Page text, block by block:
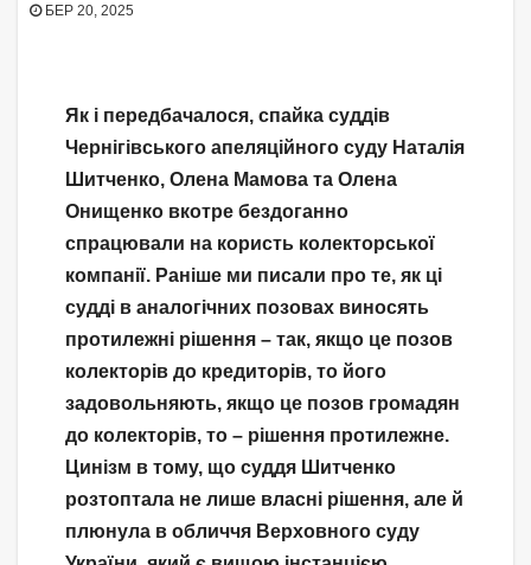
БЕР 20, 2025
Як і передбачалося, спайка суддів
Чернігівського апеляційного суду Наталія
Шитченко, Олена Мамова та Олена
Онищенко вкотре бездоганно
спрацювали на користь колекторської
компанії. Раніше ми писали про те, як ці
судді в аналогічних позовах виносять
протилежні рішення – так, якщо це позов
колекторів до кредиторів, то його
задовольняють, якщо це позов громадян
до колекторів, то – рішення протилежне.
Цинізм в тому, що суддя Шитченко
розтоптала не лише власні рішення, але й
плюнула в обличчя Верховного суду